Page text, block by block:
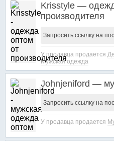
Krisstyle —
производителя
Запросить ссылку на
У продавца продается
Мужская одежда
Johnjeniford —
Запросить ссылку на
У продавца продается